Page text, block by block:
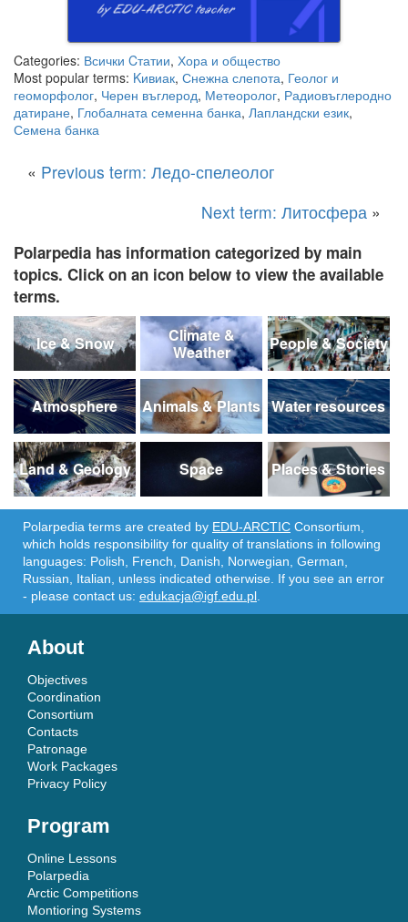
Categories: Всички Cтатии, Хора и общество
Most popular terms: Kивиак, Снежна слепота, Геолог и
геоморфолог, Черен въглерод, Метеоролог, Радиовъглеродно
датиране, Глобалната семенна банка, Лапландски език,
Семена банка
« Previous term: Ледо-спелеолог
Next term: Литосфера »
Polarpedia has information categorized by main
topics. Click on an icon below to view the available
terms.
Ice & Snow
Climate &
Weather
People & Society
Atmosphere Animals & Plants Water resources
Land & Geology Space Places & Stories
Polarpedia terms are created by EDU-ARCTIC Consortium,
which holds responsibility for quality of translations in following
languages: Polish, French, Danish, Norwegian, German,
Russian, Italian, unless indicated otherwise. If you see an error
- please contact us: edukacja@igf.edu.pl
About
Objectives
Coordination
Consortium
Contacts
Patronage
Work Packages
Privacy Policy
Program
Online Lessons
Polarpedia
Arctic Competitions
Montioring Systems